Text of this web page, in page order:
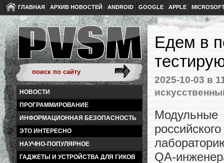
ГЛАВНАЯ АРХИВ НОВОСТЕЙ ANDROID GOOGLE APPLE
НОВОСТИ
ПРОГРАММИРОВАНИЕ
ИНФОРМАЦИОННАЯ БЕЗОПАСНОСТЬ
ЭТО ИНТЕРЕСНО
НАУЧНО-ПОПУЛЯРНОЕ
ГАДЖЕТЫ И УСТРОЙСТВА ДЛЯ ГИКОВ
Едем в
2025-10-03 в
QA-